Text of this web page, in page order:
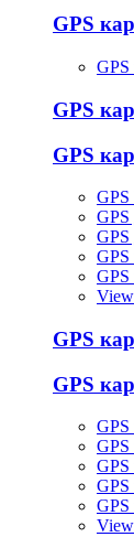
GPS
GPS
GPS
GPS
GPS
GPS
GPS
GPS
GPS
GPS
GPS
GPS